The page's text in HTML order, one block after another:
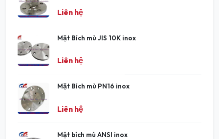
Liên hệ
Mặt Bích mù JIS 10K inox
Liên hệ
Mặt Bích mù PN16 inox
Liên hệ
Mặt bích mù ANSI inox